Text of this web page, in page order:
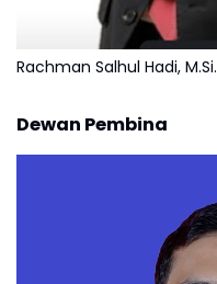
Rachman Salhul Hadi, M.Si.
Dewan Pembina